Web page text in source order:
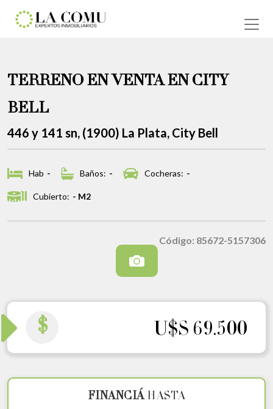
TERRENO EN VENTA EN CITY
BELL
446 y 141 sn, (1900) La Plata, City Bell
Hab - Baños: - Cocheras: -
Cubierto: - M2
Código: 85672-5157306
$ U$S 69.500
FINANCIÁHASTA